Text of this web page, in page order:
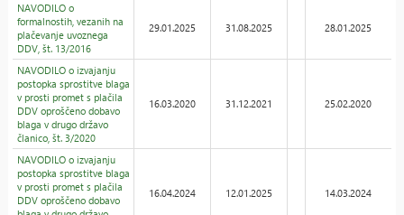
NAVODILO o
formalnostih, vezanih na
plačevanje uvoznega
DDV, št. 13/2016
29.01.2025 31.08.2025 28.01.2025
NAVODILO o izvajanju
postopka sprostitve blaga
v prosti promet s plačila
DDV oproščeno dobavo
blaga v drugo državo
članico, št. 3/2020
16.03.2020 31.12.2021 25.02.2020
NAVODILO o izvajanju
postopka sprostitve blaga
v prosti promet s plačila
DDV oproščeno dobavo
16.04.2024 12.01.2025 14.03.2024